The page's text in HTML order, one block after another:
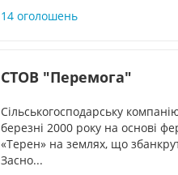
14 оголошень
СТОВ "Перемога"
Сільськогосподарську
березні 2000 року на основі
«Терен» на землях, що
Засно...